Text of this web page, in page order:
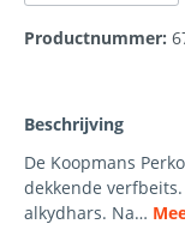
Productnummer:
Beschrijving
De Koopmans
dekkende
alkydhars. Na…